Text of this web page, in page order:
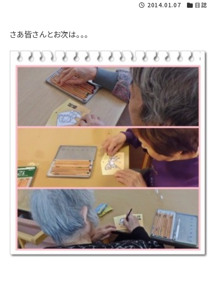
2014.01.07 日誌
さあ皆さんとお次は。。。